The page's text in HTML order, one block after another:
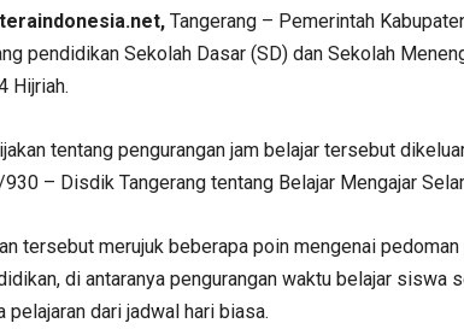
Tangerang – Pemerintah
pendidikan Sekolah Dasar (SD) dan Sekolah
Hijriah.
tentang pengurangan jam belajar tersebut
– Disdik Tangerang tentang Belajar Mengajar
tersebut merujuk beberapa poin mengenai
di antaranya pengurangan waktu belajar siswa
pelajaran dari jadwal hari biasa.